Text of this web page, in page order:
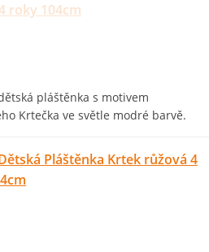
roky 104cm
pláštěnka s motivem
Krtečka ve světle modré barvě.
Pláštěnka Krtek růžová 4